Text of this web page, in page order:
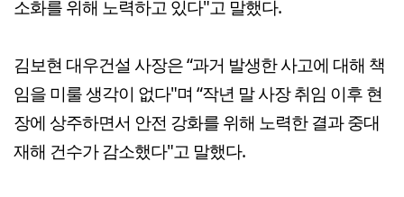
소화를 위해 노력하고 있다"고 말했다.
김보현 대우건설 사장은 “과거 발생한 사고에 대해 책
임을 미룰 생각이 없다"며 “작년 말 사장 취임 이후 현
장에 상주하면서 안전 강화를 위해 노력한 결과 중대
재해 건수가 감소했다"고 말했다.